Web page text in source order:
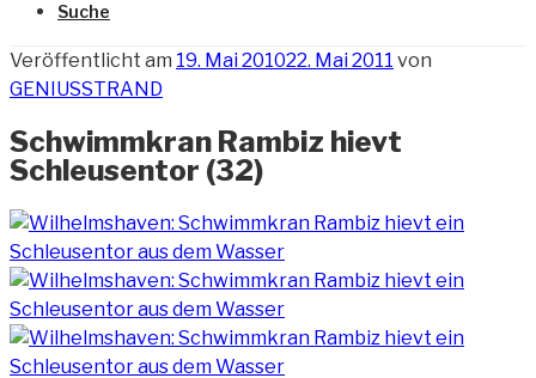
Suche
Veröffentlicht am 19. Mai 201022. Mai 2011 von
GENIUSSTRAND
Schwimmkran Rambiz hievt
Schleusentor (32)